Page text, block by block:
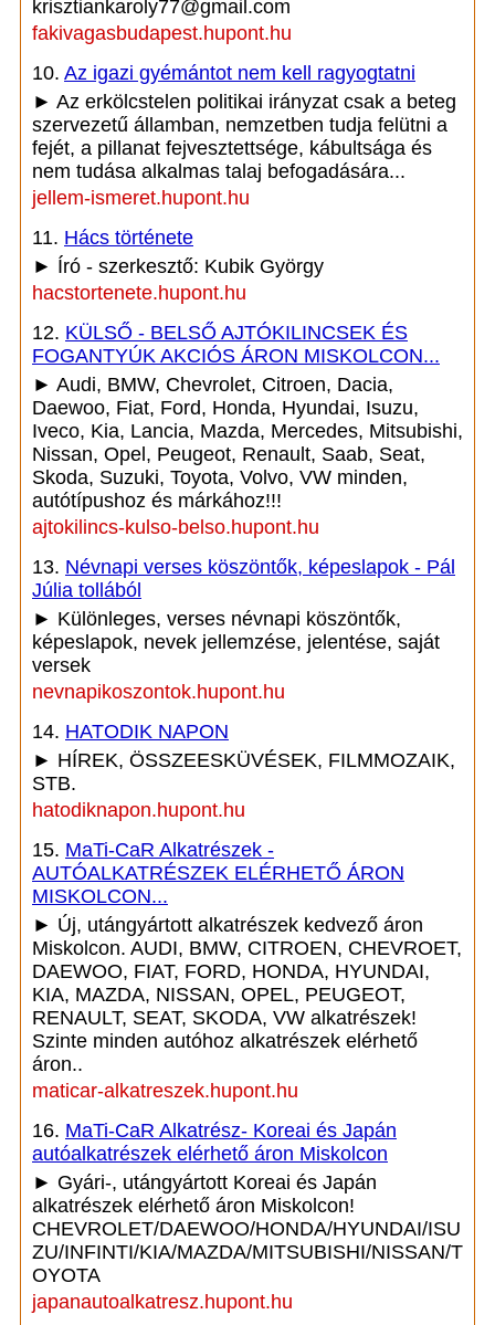
krisztiankaroly77@gmail.com
fakivagasbudapest.hupont.hu
10. Az igazi gyémántot nem kell ragyogtatni
► Az erkölcstelen politikai irányzat csak a beteg
szervezetű államban, nemzetben tudja felütni a
fejét, a pillanat fejvesztettsége, kábultsága és
nem tudása alkalmas talaj befogadására...
jellem-ismeret.hupont.hu
11. Hács története
► Író - szerkesztő: Kubik György
hacstortenete.hupont.hu
12. KÜLSŐ - BELSŐ AJTÓKILINCSEK ÉS
FOGANTYÚK AKCIÓS ÁRON MISKOLCON...
► Audi, BMW, Chevrolet, Citroen, Dacia,
Daewoo, Fiat, Ford, Honda, Hyundai, Isuzu,
Iveco, Kia, Lancia, Mazda, Mercedes, Mitsubishi,
Nissan, Opel, Peugeot, Renault, Saab, Seat,
Skoda, Suzuki, Toyota, Volvo, VW minden,
autótípushoz és márkához!!!
ajtokilincs-kulso-belso.hupont.hu
13. Névnapi verses köszöntők, képeslapok - Pál
Júlia tollából
► Különleges, verses névnapi köszöntők,
képeslapok, nevek jellemzése, jelentése, saját
versek
nevnapikoszontok.hupont.hu
14. HATODIK NAPON
► HÍREK, ÖSSZEESKÜVÉSEK, FILMMOZAIK,
STB.
hatodiknapon.hupont.hu
15. MaTi-CaR Alkatrészek -
AUTÓALKATRÉSZEK ELÉRHETŐ ÁRON
MISKOLCON...
► Új, utángyártott alkatrészek kedvező áron
Miskolcon. AUDI, BMW, CITROEN, CHEVROET,
DAEWOO, FIAT, FORD, HONDA, HYUNDAI,
KIA, MAZDA, NISSAN, OPEL, PEUGEOT,
RENAULT, SEAT, SKODA, VW alkatrészek!
Szinte minden autóhoz alkatrészek elérhető
áron..
maticar-alkatreszek.hupont.hu
16. MaTi-CaR Alkatrész- Koreai és Japán
autóalkatrészek elérhető áron Miskolcon
► Gyári-, utángyártott Koreai és Japán
alkatrészek elérhető áron Miskolcon!
CHEVROLET/DAEWOO/HONDA/HYUNDAI/ISU
ZU/INFINTI/KIA/MAZDA/MITSUBISHI/NISSAN/T
OYOTA
japanautoalkatresz.hupont.hu